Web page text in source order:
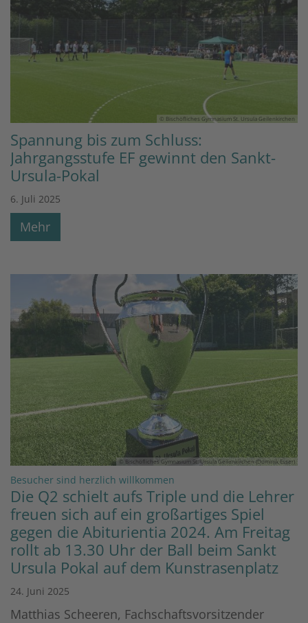
© Bischöfliches Gymnasium St. Ursula Geilenkirchen
Spannung bis zum Schluss:
Jahrgangsstufe EF gewinnt den Sankt-
Ursula-Pokal
6. Juli 2025
Mehr
© Bischöfliches Gymnasium St. Ursula Geilenkirchen (Dominik Esser)
Besucher sind herzlich willkommen
Die Q2 schielt aufs Triple und die Lehrer
freuen sich auf ein großartiges Spiel
gegen die Abiturientia 2024. Am Freitag
rollt ab 13.30 Uhr der Ball beim Sankt
Ursula Pokal auf dem Kunstrasenplatz
24. Juni 2025
Matthias Scheeren, Fachschaftsvorsitzender